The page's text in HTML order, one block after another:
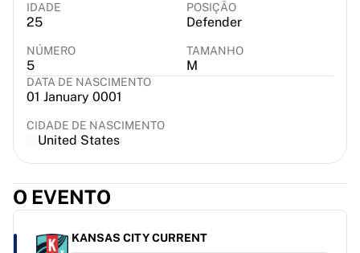
EF Education
Team Jayco AlUla
Ver tudo sobre ciclismo
Rugby
France Rugby
Gloucester Rugby
Bath Rugby
ASM Clermont Auvergne
Harlequins
Ver tudo de rúgbi
Críquete
Delhi Capitals
IDADE
25
POSIÇÃO
Defender
NÚMERO
5
TAMANHO
M
DATA DE NASCIMENTO
01 January 0001
CIDADE DE NASCIMENTO
United States
O EVENTO
KANSAS CITY CURRENT